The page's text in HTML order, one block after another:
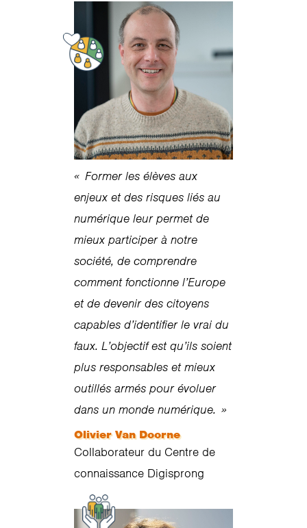
« Former les élèves aux
enjeux et des risques liés au
numérique leur permet de
mieux participer à notre
société, de comprendre
comment fonctionne l’Europe
et de devenir des citoyens
capables d’identifier le vrai du
faux. L’objectif est qu’ils soient
plus responsables et mieux
outillés armés pour évoluer
dans un monde numérique. »
Olivier Van Doorne
Collaborateur du Centre de
connaissance Digisprong